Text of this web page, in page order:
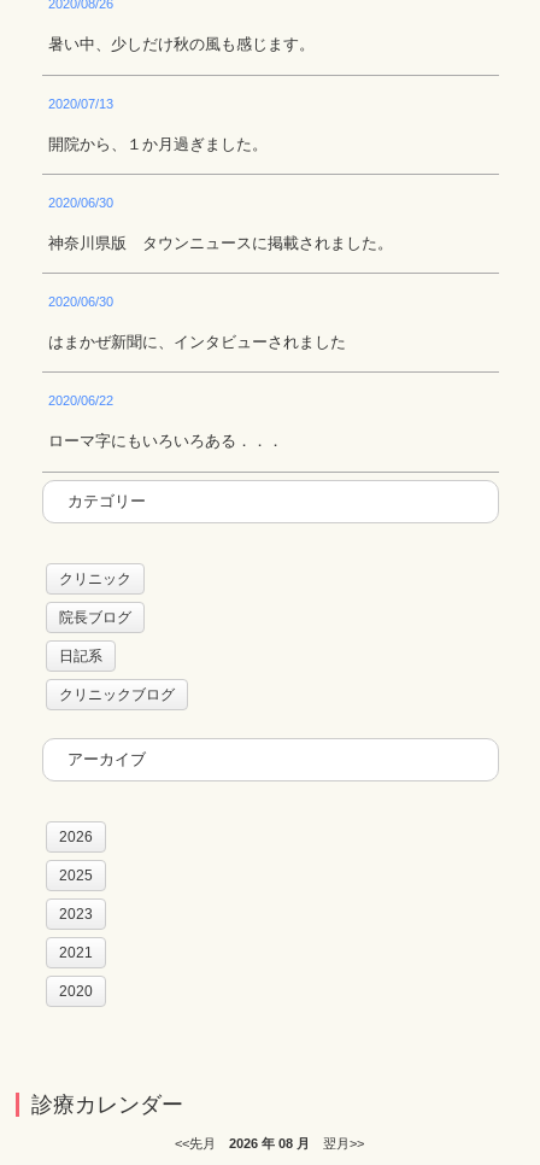
2020/08/26
暑い中、少しだけ秋の風も感じます。
2020/07/13
開院から、１か月過ぎました。
2020/06/30
神奈川県版 タウンニュースに掲載されました。
2020/06/30
はまかぜ新聞に、インタビューされました
2020/06/22
ローマ字にもいろいろある．．．
カテゴリー
クリニック
院長ブログ
日記系
クリニックブログ
アーカイブ
2026
2025
2023
2021
2020
診療カレンダー
<<先月 2026 年 08 月 翌月>>